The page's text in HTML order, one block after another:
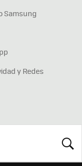
Samsung
y Redes